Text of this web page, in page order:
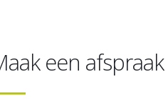
een afspraak